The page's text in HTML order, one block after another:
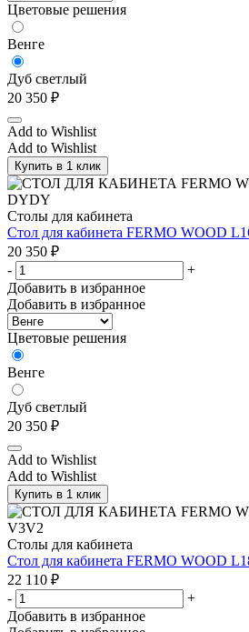
Цветовые решения
Венге
Дуб светлый
20 350 ₽
Add to Wishlist
Add to Wishlist
Купить в 1 клик
Столы для кабинета
Стол для кабинета FERMO WOOD
20 350 ₽
-
+
Добавить в избранное
Добавить в избранное
Цветовые решения
Венге
Дуб светлый
20 350 ₽
Add to Wishlist
Add to Wishlist
Купить в 1 клик
Столы для кабинета
Стол для кабинета FERMO WOOD
22 110 ₽
-
+
Добавить в избранное